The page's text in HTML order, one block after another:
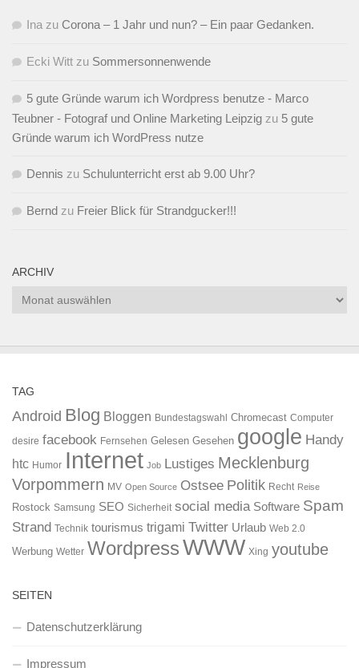
Ina zu Corona – 1 Jahr und nun? – Ein paar Gedanken.
Ecki Witt zu Sommersonnenwende
5 gute Gründe warum ich Wordpress benutze - Marco
Teubner - Fotograf und Online Marketing Leipzig zu 5 gute
Gründe warum ich WordPress nutze
Dennis zu Schulunterricht erst ab 9.00 Uhr?
Bernd zu Freier Blick für Strandgucker!!!
ARCHIV
Archiv
TAG
Android Blog Bloggen Bundestagswahl Chromecast Computer
desire facebook Fernsehen Gelesen Gesehen google Handy
htc Humor Internet Job Lustiges Mecklenburg
Vorpommern MV Open Source Ostsee Politik Recht Reise
Rostock Samsung SEO Sicherheit social media Software Spam
Strand Technik tourismus trigami Twitter Urlaub Web 2.0
Werbung Wetter WordpressWWW Xing youtube
SEITEN
Datenschutzerklärung
Impressum